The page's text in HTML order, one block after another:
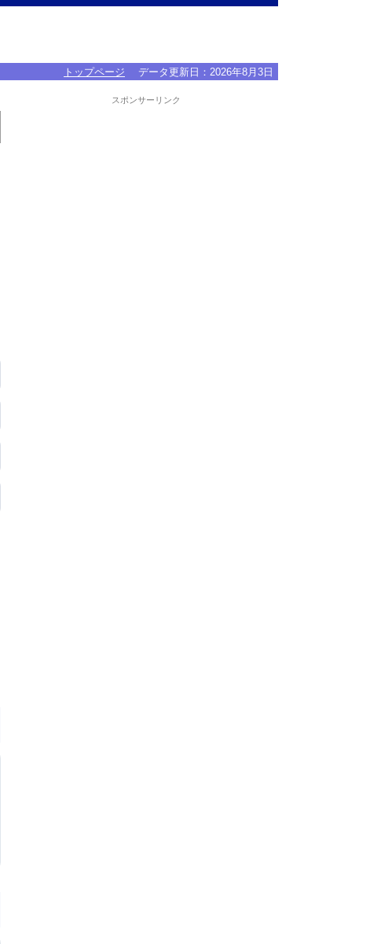
トップページ データ更新日： 2026年8月3日
スポンサーリンク